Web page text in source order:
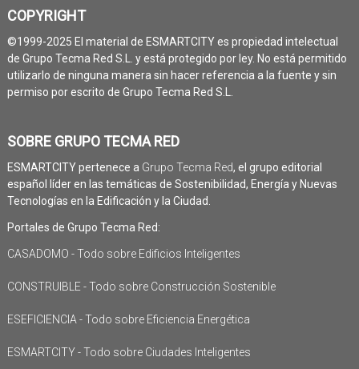
COPYRIGHT
©1999-2025 El material de ESMARTCITY es propiedad intelectual
de Grupo Tecma Red S.L. y está protegido por ley. No está permitido
utilizarlo de ninguna manera sin hacer referencia a la fuente y sin
permiso por escrito de Grupo Tecma Red S.L.
SOBRE GRUPO TECMA RED
ESMARTCITY pertenece a Grupo Tecma Red, el grupo editorial
español líder en las temáticas de Sostenibilidad, Energía y Nuevas
Tecnologías en la Edificación y la Ciudad.
Portales de Grupo Tecma Red:
CASADOMO - Todo sobre Edificios Inteligentes
CONSTRUIBLE - Todo sobre Construcción Sostenible
ESEFICIENCIA - Todo sobre Eficiencia Energética
ESMARTCITY - Todo sobre Ciudades Inteligentes